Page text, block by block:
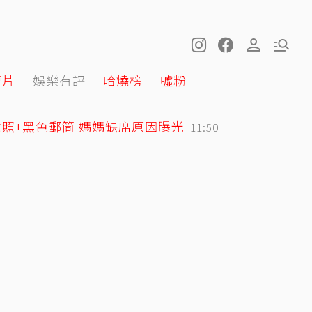
娛樂有評 哈燒榜 噓粉
+黑色郵筒 媽媽缺席原因曝光 11:50